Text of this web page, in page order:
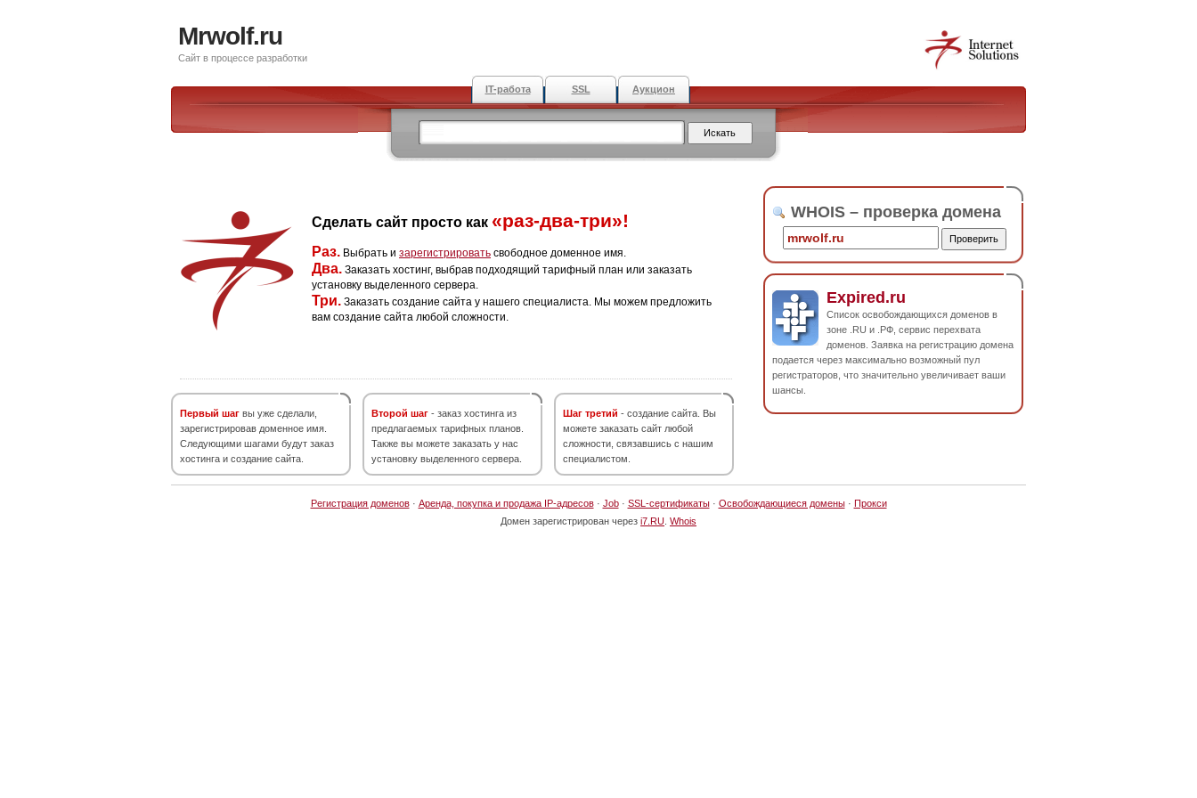
Mrwolf.ru
Сайт в процессе разработки
IT-работа SSL Аукцион
Сделать сайт просто как «раз-два-три»!
Раз. Выбрать и зарегистрировать свободное доменное имя.
Два. Заказать хостинг, выбрав подходящий тарифный план или заказать
установку выделенного сервера.
Три. Заказать создание сайта у нашего специалиста. Мы можем предложить
вам создание сайта любой сложности.
Первый шаг вы уже сделали,
зарегистрировав доменное имя.
Следующими шагами будут заказ
хостинга и создание сайта.
Второй шаг - заказ хостинга из
предлагаемых тарифных планов.
Также вы можете заказать у нас
установку выделенного сервера.
Шаг третий - создание сайта. Вы
можете заказать сайт любой
сложности, связавшись с нашим
специалистом.
WHOIS – проверка домена
Expired.ru
Список освобождающихся доменов в
зоне .RU и .РФ, сервис перехвата
доменов. Заявка на регистрацию домена
подается через максимально возможный пул
регистраторов, что значительно увеличивает ваши
шансы.
Регистрация доменов· Аренда, покупка и продажа IP-адресов· Job· SSL-сертификаты· Освобождающиеся домены· Прокси
Домен зарегистрирован через i7.RU Whois